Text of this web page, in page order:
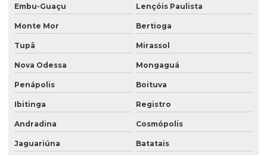
Limpeza fachada orçamento
Limpeza de fachada preço
Limpeza de fachada predial
Limpeza de fachada predial preço
Limpeza de fachada predial vidros
Limpeza de fachadas
Limpeza de fachadas de prédios
Embu-Guaçu Lençóis Paulista
Monte Mor Bertioga
Tupã Mirassol
Nova Odessa Mongaguá
Penápolis Boituva
Ibitinga Registro
Andradina Cosmópolis
Jaguariúna Batatais